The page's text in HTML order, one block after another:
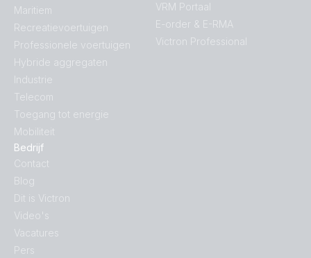
Maritiem
Recreatievoertuigen
Professionele voertuigen
Hybride aggregaten
Industrie
Telecom
Toegang tot energie
Mobiliteit
Bedrijf
Contact
Blog
Dit is Victron
Video's
Vacatures
Pers
VRM Portaal
E-order & E-RMA
Victron Professional